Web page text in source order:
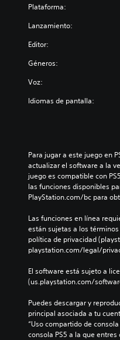
Plataforma:
Lanzamiento:
Editor:
Géneros:
Voz:
Idiomas de pantalla:
Para jugar a este juego en
actualizar el software a la
juego es compatible con
las funciones disponibles
PlayStation.com/bc para
Las funciones en línea
están sujetas a los
política de privacidad
playstation.com/legal/
El software está sujeto a
(us.playstation.com/
Puedes descargar y
principal asociada a tu
“Uso compartido de
consola PS5 a la que